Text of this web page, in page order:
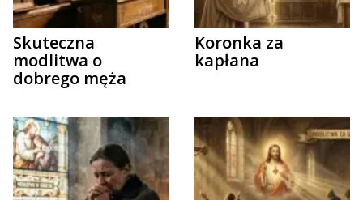
Skuteczna
modlitwa o
dobrego męża
Koronka za
kapłana